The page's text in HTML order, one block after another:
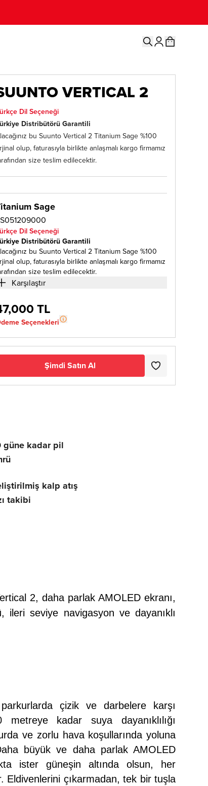
VERTICAL 2
Dil Seçeneği
Distribütörü Garantili
bu Suunto Vertical 2 Titanium Sage %100
olup, faturasıyla birlikte anlaşmalı kargo firmamız
size teslim edilecektir.
Sage
Dil Seçeneği
Distribütörü Garantili
bu Suunto Vertical 2 Titanium Sage %100
olup, faturasıyla birlikte anlaşmalı kargo firmamız
size teslim edilecektir.
Karşılaştır
TL
Seçenekleri
Şimdi Satın Al
güne kadar pil
kalp atış
takibi
2, daha parlak AMOLED ekranı,
seviye navigasyon ve dayanıklı
çizik ve darbelere karşı
metreye kadar suya dayanıklılığı
ve zorlu hava koşullarında yoluna
büyük ve daha parlak AMOLED
ister güneşin altında olsun, her
Eldivenlerini çıkarmadan, tek bir tuşla